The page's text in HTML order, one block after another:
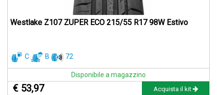
Westlake Z107 ZUPER ECO 215/55 R17 98W Estivo
C B 72
Disponibile a magazzino
€ 53,97 Acquista il kit